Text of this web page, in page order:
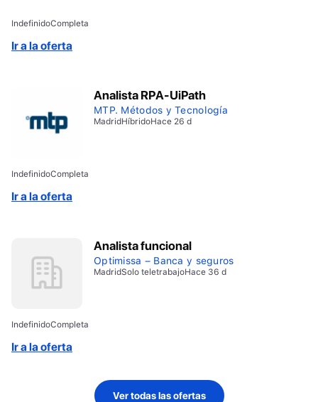
IndefinidoCompleta
Ir a la oferta
Analista RPA-UiPath
MTP. Métodos y Tecnología
MadridHíbridoHace 26 d
IndefinidoCompleta
Ir a la oferta
Analista funcional
Optimissa – Banca y seguros
MadridSolo teletrabajoHace 36 d
IndefinidoCompleta
Ir a la oferta
Ver todas las ofertas